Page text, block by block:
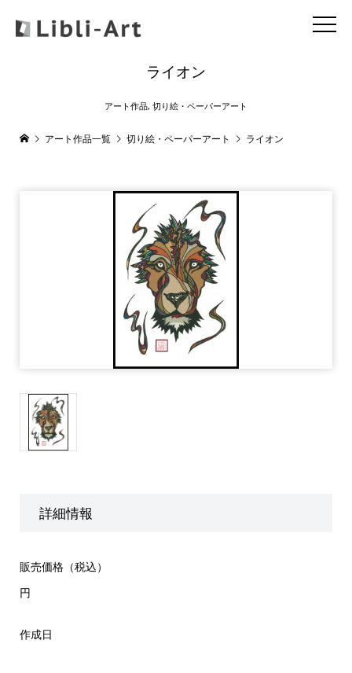
ライオン
アート作品, 切り絵・ペーパーアート
アート作品一覧 切り絵・ペーパーアート ライオン
詳細情報
販売価格（税込）
円
作成日